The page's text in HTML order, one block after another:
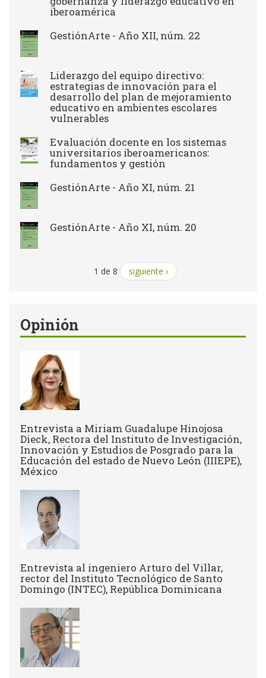
iberoamérica
GestiónArte - Año XII, núm. 22
Liderazgo del equipo directivo:
estrategias de innovación para el
desarrollo del plan de mejoramiento
educativo en ambientes escolares
vulnerables
Evaluación docente en los sistemas
universitarios iberoamericanos:
fundamentos y gestión
GestiónArte - Año XI, núm. 21
GestiónArte - Año XI, núm. 20
1 de 8 siguiente ›
Opinión
Entrevista a Miriam Guadalupe Hinojosa
Dieck, Rectora del Instituto de Investigación,
Innovación y Estudios de Posgrado para la
Educación del estado de Nuevo León (IIIEPE),
México
Entrevista al ingeniero Arturo del Villar,
rector del Instituto Tecnológico de Santo
Domingo (INTEC), República Dominicana